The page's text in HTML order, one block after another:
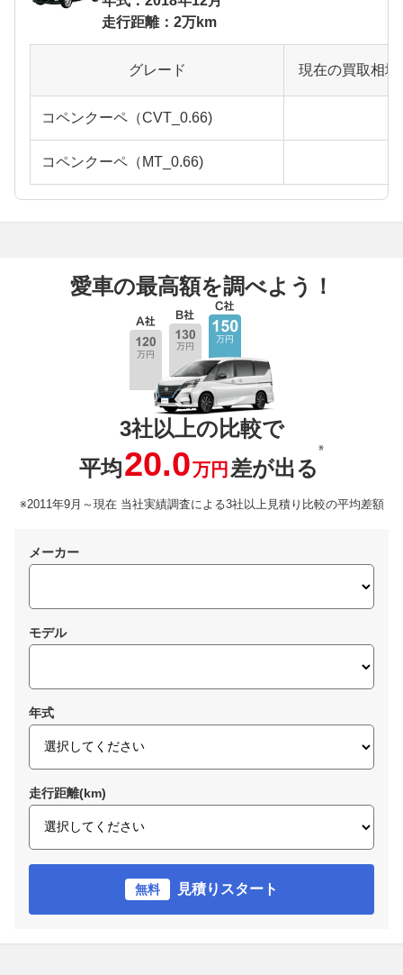
走行距離：2万km
グレード 現在の買取相
コペンクーペ（CVT_0.66)
コペンクーペ（MT_0.66)
愛車の最高額を調べよう！
3社以上の比較で
平均20.0万円 差が出る
※
※2011年9月～現在 当社実績調査による3社以上見積り比較の平均差額
メーカー
モデル
年式
走行距離(km)
無料 見積りスタート